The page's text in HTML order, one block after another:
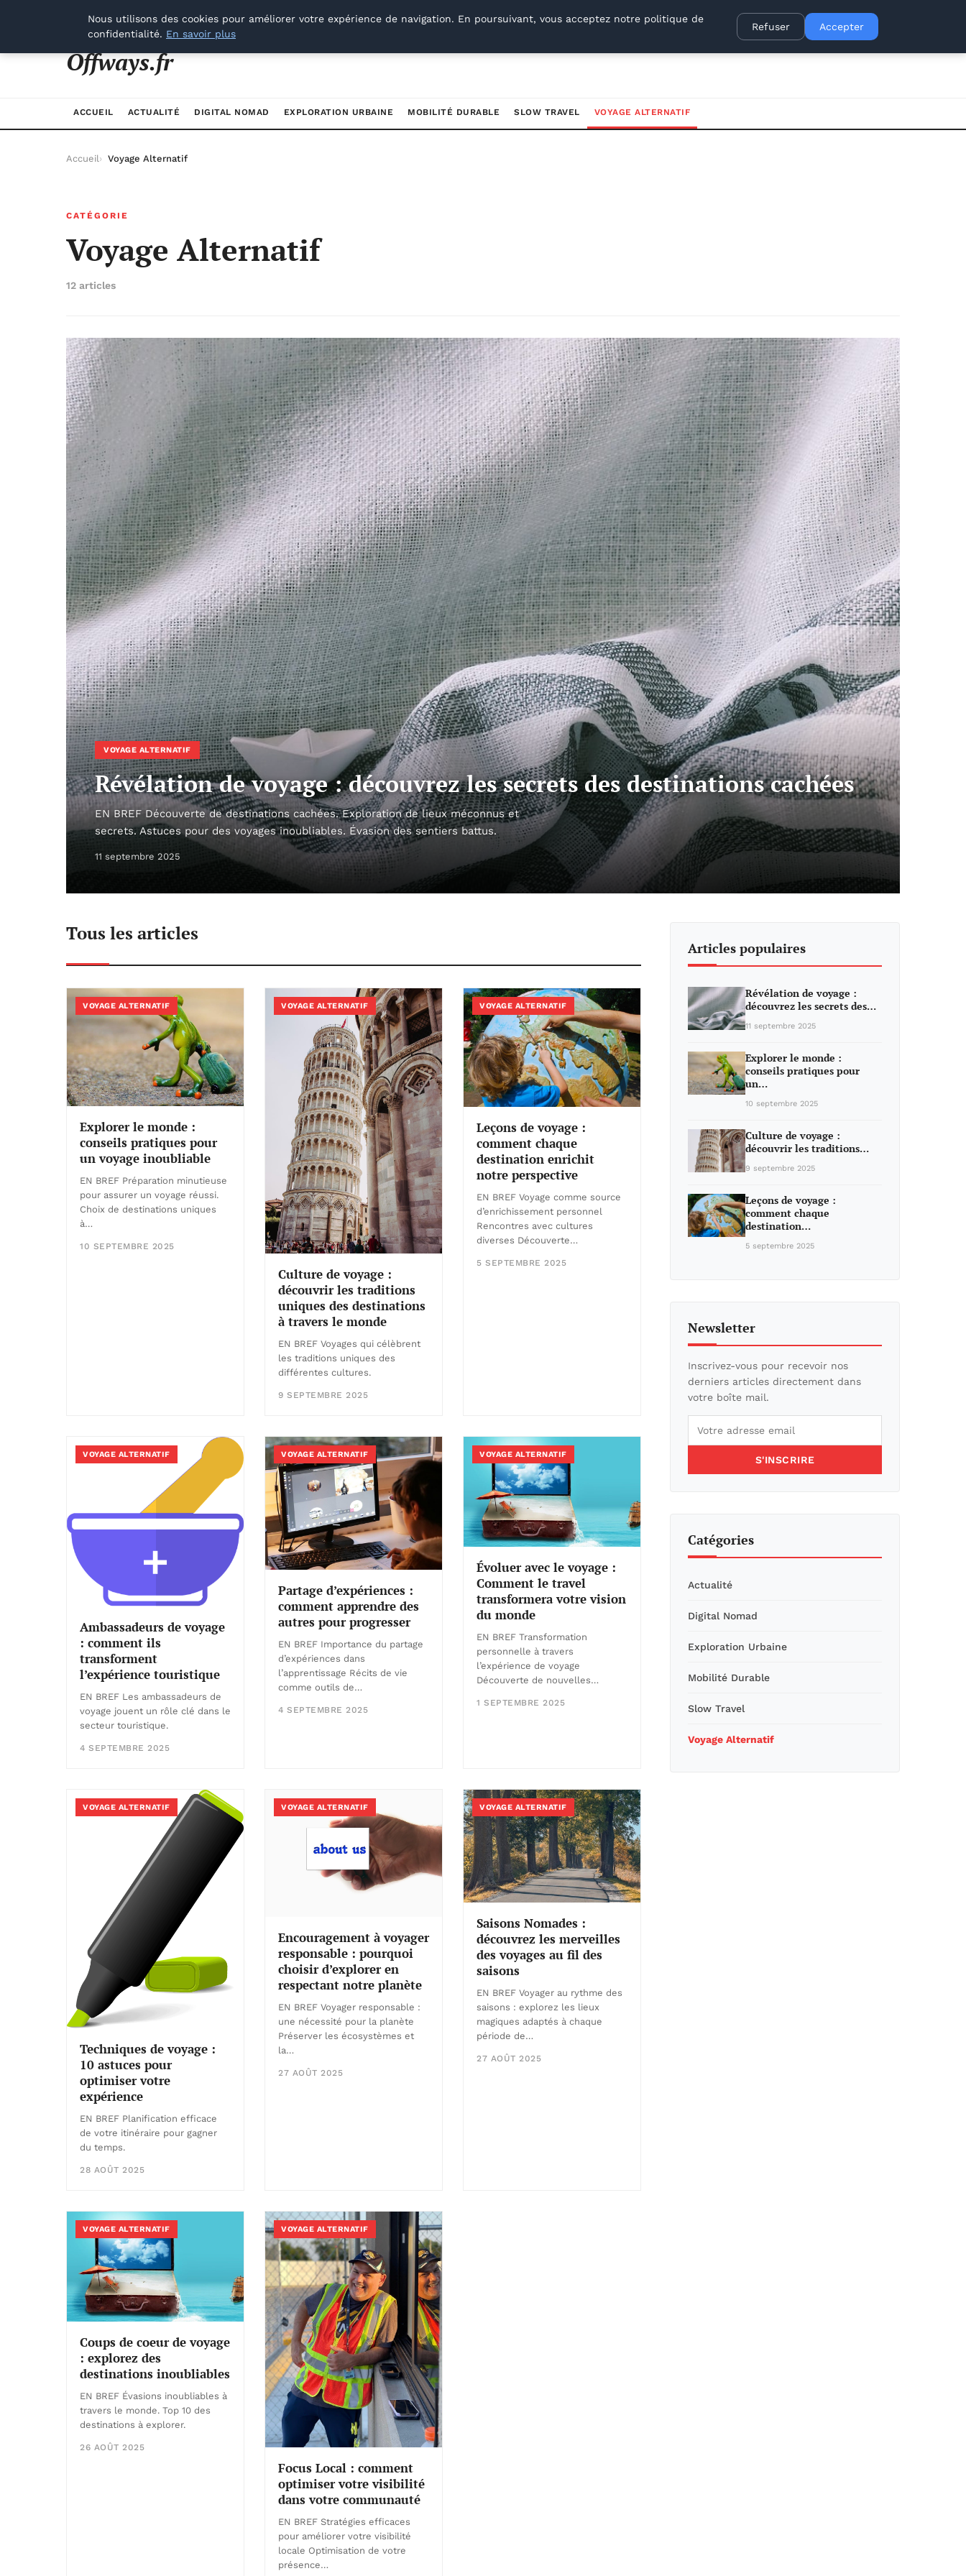
samedi 8 août 2026
Offways.fr
ACCUEIL ACTUALITÉ DIGITAL NOMAD EXPLORATION URBAINE MOBILITÉ DURABLE SLOW TRAVEL VOYAGE ALTERNATIF
Accueil Voyage Alternatif
CATÉGORIE
Voyage Alternatif
12 articles
VOYAGE ALTERNATIF
Révélation de voyage : découvrez les secrets des destinations cachées
EN BREF Découverte de destinations cachées. Exploration de lieux méconnus et
secrets. Astuces pour des voyages inoubliables. Évasion des sentiers battus.
11 septembre 2025
Tous les articles
VOYAGE ALTERNATIF
Explorer le monde :
conseils pratiques pour
un voyage inoubliable
EN BREF Préparation minutieuse
pour assurer un voyage réussi.
Choix de destinations uniques
à…
10 SEPTEMBRE 2025
VOYAGE ALTERNATIF
Culture de voyage :
découvrir les traditions
uniques des destinations
à travers le monde
EN BREF Voyages qui célèbrent
les traditions uniques des
différentes cultures.
9 SEPTEMBRE 2025
VOYAGE ALTERNATIF
Leçons de voyage :
comment chaque
destination enrichit
notre perspective
EN BREF Voyage comme source
d’enrichissement personnel
Rencontres avec cultures
diverses Découverte…
5 SEPTEMBRE 2025
VOYAGE ALTERNATIF
Ambassadeurs de voyage
: comment ils
transforment
l’expérience touristique
EN BREF Les ambassadeurs de
voyage jouent un rôle clé dans le
secteur touristique.
4 SEPTEMBRE 2025
VOYAGE ALTERNATIF
Partage d’expériences :
comment apprendre des
autres pour progresser
EN BREF Importance du partage
d’expériences dans
l’apprentissage Récits de vie
comme outils de…
4 SEPTEMBRE 2025
VOYAGE ALTERNATIF
Évoluer avec le voyage :
Comment le travel
transformera votre vision
du monde
EN BREF Transformation
personnelle à travers
l’expérience de voyage
Découverte de nouvelles…
1 SEPTEMBRE 2025
VOYAGE ALTERNATIF
Techniques de voyage :
10 astuces pour
optimiser votre
expérience
EN BREF Planification efficace
de votre itinéraire pour gagner
du temps.
28 AOÛT 2025
VOYAGE ALTERNATIF
Encouragement à voyager
responsable : pourquoi
choisir d’explorer en
respectant notre planète
EN BREF Voyager responsable :
une nécessité pour la planète
Préserver les écosystèmes et
la…
27 AOÛT 2025
VOYAGE ALTERNATIF
Saisons Nomades :
découvrez les merveilles
des voyages au fil des
saisons
EN BREF Voyager au rythme des
saisons : explorez les lieux
magiques adaptés à chaque
période de…
27 AOÛT 2025
VOYAGE ALTERNATIF
Coups de coeur de voyage
: explorez des
destinations inoubliables
EN BREF Évasions inoubliables à
travers le monde. Top 10 des
destinations à explorer.
26 AOÛT 2025
VOYAGE ALTERNATIF
Focus Local : comment
optimiser votre visibilité
dans votre communauté
EN BREF Stratégies efficaces
pour améliorer votre visibilité
locale Optimisation de votre
présence…
Articles populaires
Révélation de voyage :
découvrez les secrets des…
11 septembre 2025
Explorer le monde :
conseils pratiques pour
un…
10 septembre 2025
Culture de voyage :
découvrir les traditions…
9 septembre 2025
Leçons de voyage :
comment chaque
destination…
5 septembre 2025
Newsletter
Inscrivez-vous pour recevoir nos
derniers articles directement dans
votre boîte mail.
S'INSCRIRE
Catégories
Actualité
Digital Nomad
Exploration Urbaine
Mobilité Durable
Slow Travel
Voyage Alternatif
Nous utilisons des cookies pour améliorer votre expérience de navigation. En poursuivant, vous acceptez notre politique de
confidentialité. En savoir plus
Refuser Accepter